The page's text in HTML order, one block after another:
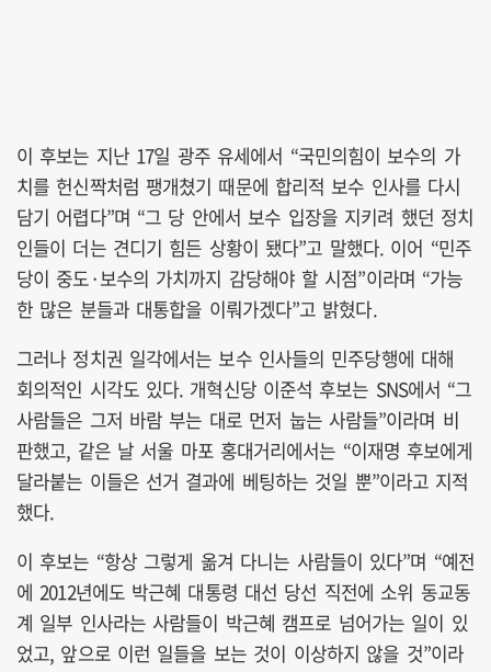
이 후보는 지난 17일 광주 유세에서 “국민의힘이 보수의 가
치를 헌신짝처럼 팽개쳤기 때문에 합리적 보수 인사를 다시
담기 어렵다”며 “그 당 안에서 보수 입장을 지키려 했던 정치
인들이 더는 견디기 힘든 상황이 됐다”고 말했다. 이어 “민주
당이 중도·보수의 가치까지 감당해야 할 시점”이라며 “가능
한 많은 분들과 대통합을 이뤄가겠다”고 밝혔다.
그러나 정치권 일각에서는 보수 인사들의 민주당행에 대해
회의적인 시각도 있다. 개혁신당 이준석 후보는 SNS에서 “그
사람들은 그저 바람 부는 대로 먼저 눕는 사람들”이라며 비
판했고, 같은 날 서울 마포 홍대거리에서는 “이재명 후보에게
달라붙는 이들은 선거 결과에 베팅하는 것일 뿐”이라고 지적
했다.
이 후보는 “항상 그렇게 옮겨 다니는 사람들이 있다”며 “예전
에 2012년에도 박근혜 대통령 대선 당선 직전에 소위 동교동
계 일부 인사라는 사람들이 박근혜 캠프로 넘어가는 일이 있
었고, 앞으로 이런 일들을 보는 것이 이상하지 않을 것”이라